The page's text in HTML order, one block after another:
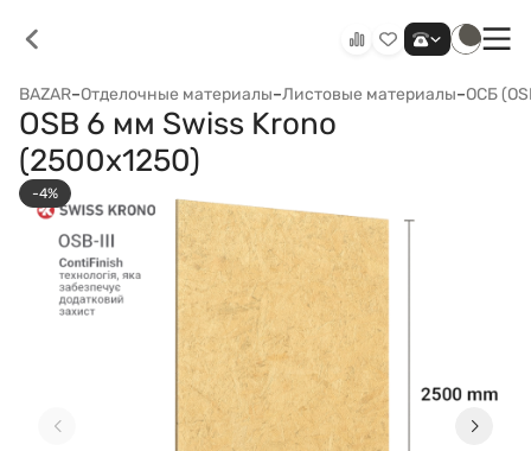
BAZAR–Отделочные материалы–Листовые материалы–ОСБ
OSB 6 мм Swiss Krono
(2500x1250)
-4%